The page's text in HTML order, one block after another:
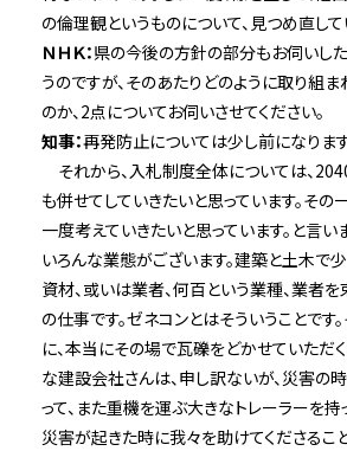
の倫理観というものについて、見つめ直し
ＮＨＫ：県の今後の方針の部分もお伺いし
うのですが、そのあたりどのように取り組
のか、2点についてお伺いさせてください。
知事：再発防止については少し前になりま
それから、入札制度全体については、
も併せてしていきたいと思っています。そ
一度考えていきたいと思っています。と言
いろんな業態がございます。建築と土木で
資材、或いは業者、何百という業種、業者
の仕事です。ゼネコンとはそういうことで
に、本当にその場で瓦礫をどかせていただ
な建設会社さんは、申し訳ないが、災害の
って、また重機を運ぶ大きなトレーラーを
災害が起きた時に我々を助けてくださるこ